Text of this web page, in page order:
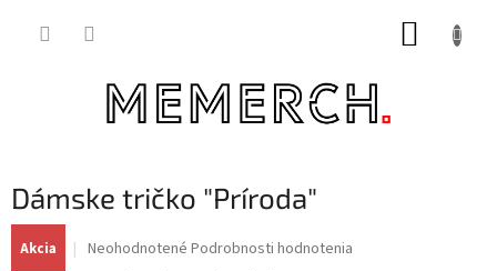
Dámske tričko "Príroda"
Akcia
Priemerné
Neohodnotené Podrobnosti hodnotenia